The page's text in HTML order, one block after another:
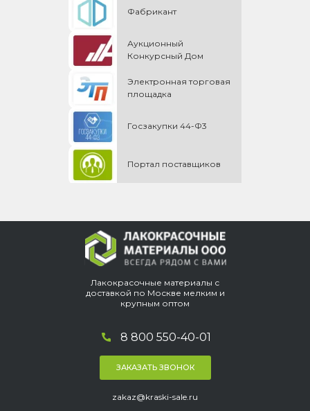
Фабрикант
Аукционный
Конкурсный Дом
Электронная торговая
площадка
Госзакупки 44-Ф3
Портал поставщиков
Лакокрасочные материалы с
доставкой по Москве мелким и
крупным оптом
8 800 550-40-01
ЗАКАЗАТЬ ЗВОНОК
zakaz@kraski-sale.ru